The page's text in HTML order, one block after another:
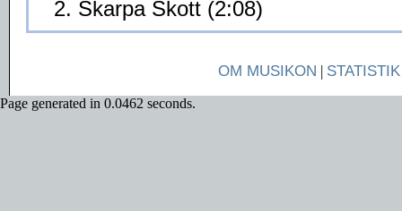
2. Skarpa Skott (2:08)
OM MUSIKON | STATISTIK
Page generated in 0.0462 seconds.